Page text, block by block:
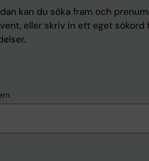
kan du söka fram och
eller skriv in ett eget